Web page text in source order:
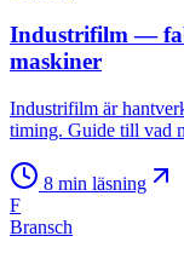
Industrifilm —
maskiner
Industrifilm är
timing. Guide till vad
8 min läsning
F
Bransch